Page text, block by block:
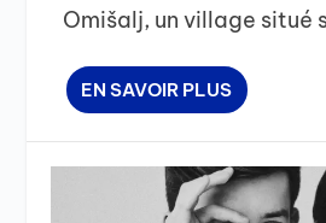
Omišalj, un village situé
EN SAVOIR PLUS